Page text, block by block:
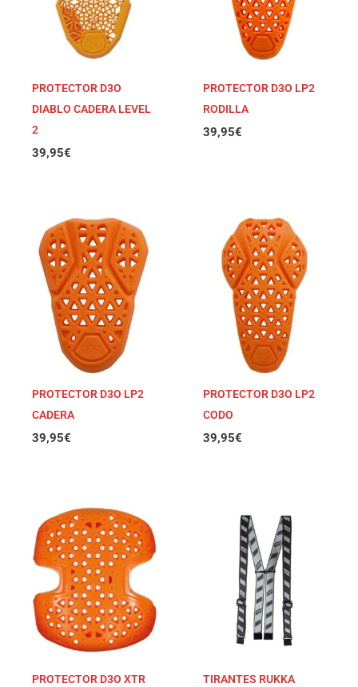
PROTECTOR D3O
DIABLO CADERA LEVEL
2
39,95€
PROTECTOR D3O LP2
RODILLA
39,95€
PROTECTOR D3O LP2
CADERA
39,95€
PROTECTOR D3O LP2
CODO
39,95€
PROTECTOR D3O XTR
TIRANTES RUKKA